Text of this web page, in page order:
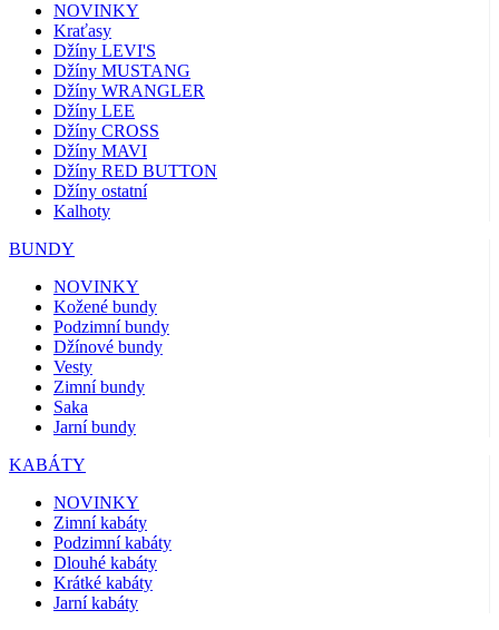
NOVINKY
Kraťasy
Džíny LEVI'S
Džíny MUSTANG
Džíny WRANGLER
Džíny LEE
Džíny CROSS
Džíny MAVI
Džíny RED BUTTON
Džíny ostatní
Kalhoty
BUNDY
NOVINKY
Kožené bundy
Podzimní bundy
Džínové bundy
Vesty
Zimní bundy
Saka
Jarní bundy
KABÁTY
NOVINKY
Zimní kabáty
Podzimní kabáty
Dlouhé kabáty
Krátké kabáty
Jarní kabáty